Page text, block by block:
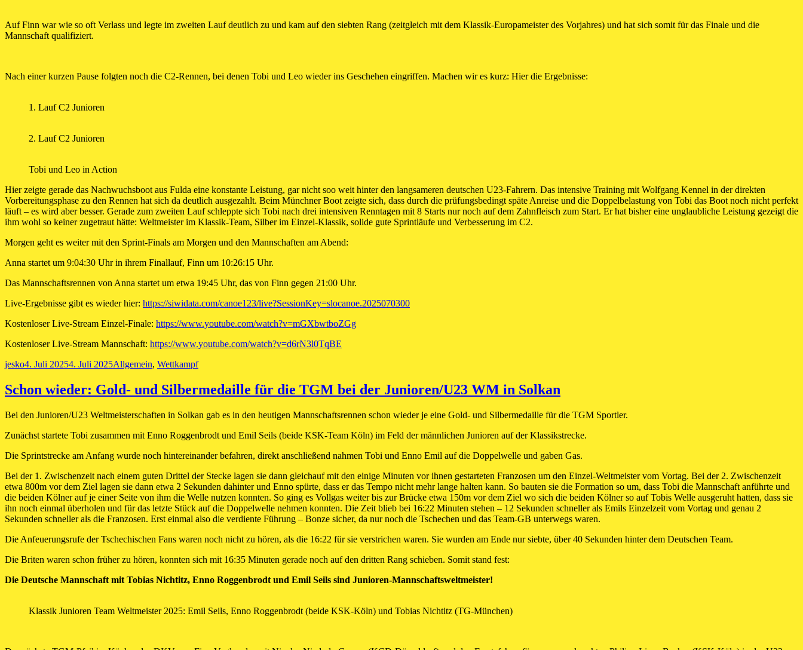
Auf Finn war wie so oft Verlass und legte im zweiten Lauf deutlich zu und kam auf den siebten Rang (zeitgleich mit dem Klassik-Europameister des Vorjahres) und hat sich somit für das Finale und die
Mannschaft qualifiziert.
Nach einer kurzen Pause folgten noch die C2-Rennen, bei denen Tobi und Leo wieder ins Geschehen eingriffen. Machen wir es kurz: Hier die Ergebnisse:
1. Lauf C2 Junioren
2. Lauf C2 Junioren
Tobi und Leo in Action
Hier zeigte gerade das Nachwuchsboot aus Fulda eine konstante Leistung, gar nicht soo weit hinter den langsameren deutschen U23-Fahrern. Das intensive Training mit Wolfgang Kennel in der direkten
Vorbereitungsphase zu den Rennen hat sich da deutlich ausgezahlt. Beim Münchner Boot zeigte sich, dass durch die prüfungsbedingt späte Anreise und die Doppelbelastung von Tobi das Boot noch nicht perfekt
läuft – es wird aber besser. Gerade zum zweiten Lauf schleppte sich Tobi nach drei intensiven Renntagen mit 8 Starts nur noch auf dem Zahnfleisch zum Start. Er hat bisher eine unglaubliche Leistung gezeigt die
ihm wohl so keiner zugetraut hätte: Weltmeister im Klassik-Team, Silber im Einzel-Klassik, solide gute Sprintläufe und Verbesserung im C2.
Morgen geht es weiter mit den Sprint-Finals am Morgen und den Mannschaften am Abend:
Anna startet um 9:04:30 Uhr in ihrem Finallauf, Finn um 10:26:15 Uhr.
Das Mannschaftsrennen von Anna startet um etwa 19:45 Uhr, das von Finn gegen 21:00 Uhr.
Live-Ergebnisse gibt es wieder hier: https://siwidata.com/canoe123/live?SessionKey=slocanoe.2025070300
Kostenloser Live-Stream Einzel-Finale: https://www.youtube.com/watch?v=mGXbwtboZGg
Kostenloser Live-Stream Mannschaft: https://www.youtube.com/watch?v=d6rN3l0TqBE
Autor
jeskoVeröffentlicht
4. Juli 20254. Juli 2025Kategorien
Allgemein, Wettkampf
Schon wieder: Gold- und Silbermedaille für die TGM bei der Junioren/U23 WM in Solkan
Bei den Junioren/U23 Weltmeisterschaften in Solkan gab es in den heutigen Mannschaftsrennen schon wieder je eine Gold- und Silbermedaille für die TGM Sportler.
Zunächst startete Tobi zusammen mit Enno Roggenbrodt und Emil Seils (beide KSK-Team Köln) im Feld der männlichen Junioren auf der Klassikstrecke.
Die Sprintstrecke am Anfang wurde noch hintereinander befahren, direkt anschließend nahmen Tobi und Enno Emil auf die Doppelwelle und gaben Gas.
Bei der 1. Zwischenzeit nach einem guten Drittel der Stecke lagen sie dann gleichauf mit den einige Minuten vor ihnen gestarteten Franzosen um den Einzel-Weltmeister vom Vortag. Bei der 2. Zwischenzeit
etwa 800m vor dem Ziel lagen sie dann etwa 2 Sekunden dahinter und Enno spürte, dass er das Tempo nicht mehr lange halten kann. So bauten sie die Formation so um, dass Tobi die Mannschaft anführte und
die beiden Kölner auf je einer Seite von ihm die Welle nutzen konnten. So ging es Vollgas weiter bis zur Brücke etwa 150m vor dem Ziel wo sich die beiden Kölner so auf Tobis Welle ausgeruht hatten, dass sie
ihn noch einmal überholen und für das letzte Stück auf die Doppelwelle nehmen konnten. Die Zeit blieb bei 16:22 Minuten stehen – 12 Sekunden schneller als Emils Einzelzeit vom Vortag und genau 2
Sekunden schneller als die Franzosen. Erst einmal also die verdiente Führung – Bonze sicher, da nur noch die Tschechen und das Team-GB unterwegs waren.
Die Anfeuerungsrufe der Tschechischen Fans waren noch nicht zu hören, als die 16:22 für sie verstrichen waren. Sie wurden am Ende nur siebte, über 40 Sekunden hinter dem Deutschen Team.
Die Briten waren schon früher zu hören, konnten sich mit 16:35 Minuten gerade noch auf den dritten Rang schieben. Somit stand fest:
Die Deutsche Mannschaft mit Tobias Nichtitz, Enno Roggenbrodt und Emil Seils sind Junioren-Mannschaftsweltmeister!
Klassik Junioren Team Weltmeister 2025: Emil Seils, Enno Roggenbrodt (beide KSK-Köln) und Tobias Nichtitz (TG-München)